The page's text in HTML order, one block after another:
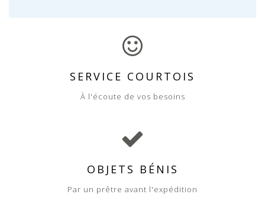
SERVICE COURTOIS
À l'écoute de vos besoins
OBJETS BÉNIS
Par un prêtre avant l'expédition